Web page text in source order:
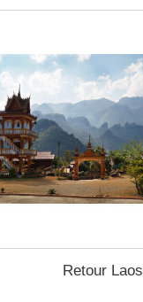
Retour Laos